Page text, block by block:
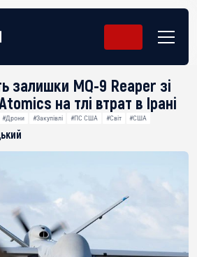
залишки MQ-9 Reaper зі
на тлі втрат в Ірані
#Дрони #Закупівлі #ПС США #Світ #США